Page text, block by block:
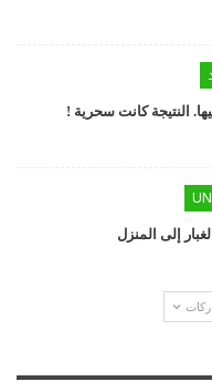
النتيجة كانت سحرية !